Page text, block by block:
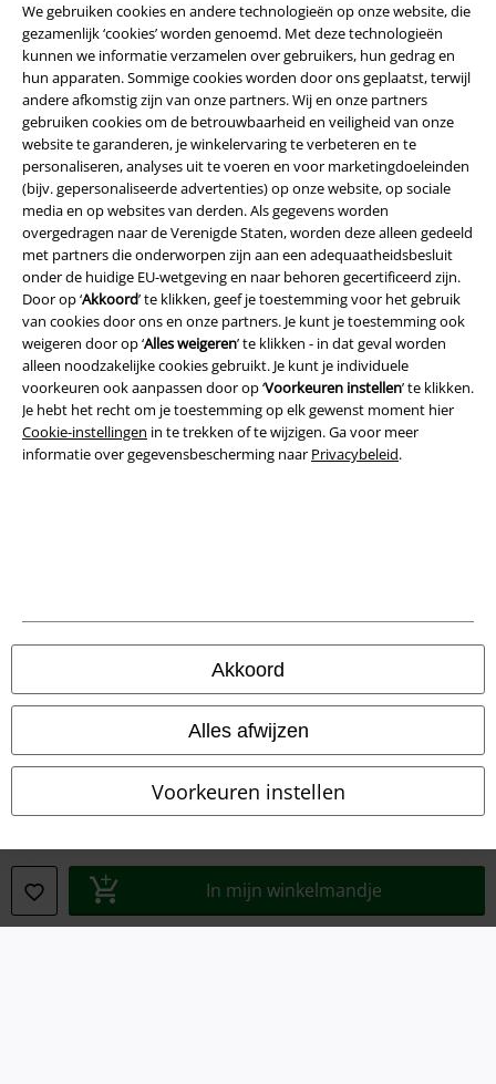
We gebruiken cookies en andere technologieën op onze website, die
gezamenlijk ‘cookies’ worden genoemd. Met deze technologieën
kunnen we informatie verzamelen over gebruikers, hun gedrag en
hun apparaten. Sommige cookies worden door ons geplaatst, terwijl
andere afkomstig zijn van onze partners. Wij en onze partners
gebruiken cookies om de betrouwbaarheid en veiligheid van onze
website te garanderen, je winkelervaring te verbeteren en te
personaliseren, analyses uit te voeren en voor marketingdoeleinden
(bijv. gepersonaliseerde advertenties) op onze website, op sociale
media en op websites van derden. Als gegevens worden
overgedragen naar de Verenigde Staten, worden deze alleen gedeeld
met partners die onderworpen zijn aan een adequaatheidsbesluit
onder de huidige EU-wetgeving en naar behoren gecertificeerd zijn.
Door op ‘Akkoord’ te klikken, geef je toestemming voor het gebruik
van cookies door ons en onze partners. Je kunt je toestemming ook
weigeren door op ‘Alles weigeren’ te klikken - in dat geval worden
alleen noodzakelijke cookies gebruikt. Je kunt je individuele
voorkeuren ook aanpassen door op ‘Voorkeuren instellen’ te klikken.
Je hebt het recht om je toestemming op elk gewenst moment hier
Cookie-instellingen in te trekken of te wijzigen. Ga voor meer
informatie over gegevensbescherming naar Privacybeleid.
Akkoord
Alles afwijzen
Voorkeuren instellen
In mijn winkelmandje
A Warner Music Group Company
Beveiliging
Bedrijfsgegevens
Privacyverklaring
Informatie over toegankelijkheid
Cookie-instellingen
Annuleer bestelling